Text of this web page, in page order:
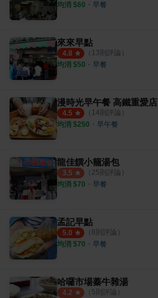
均消 $60 ・ 早餐
來來早點
4.8 （ 13則評論）
均消 $50 ・ 早餐
漫時光早午餐 高鐵重愛店
4.5 （ 14則評論）
均消 $250 ・ 早午餐
龍佳饌小籠湯包
3.5 （ 25則評論）
均消 $70 ・ 早餐
孟記早點
5.0 （ 8則評論）
均消 $70 ・ 早餐
哈囉市場蓁牛雜湯
4.2 （ 5則評論）